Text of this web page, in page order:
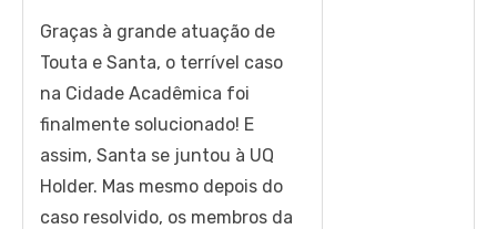
Graças à grande atuação de
Touta e Santa, o terrível caso
na Cidade Acadêmica foi
finalmente solucionado! E
assim, Santa se juntou à UQ
Holder. Mas mesmo depois do
caso resolvido, os membros da